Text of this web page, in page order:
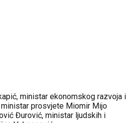
ministar ekonomskog razvoja i
ministar prosvjete Miomir Mijo
Đurović, ministar ljudskih i